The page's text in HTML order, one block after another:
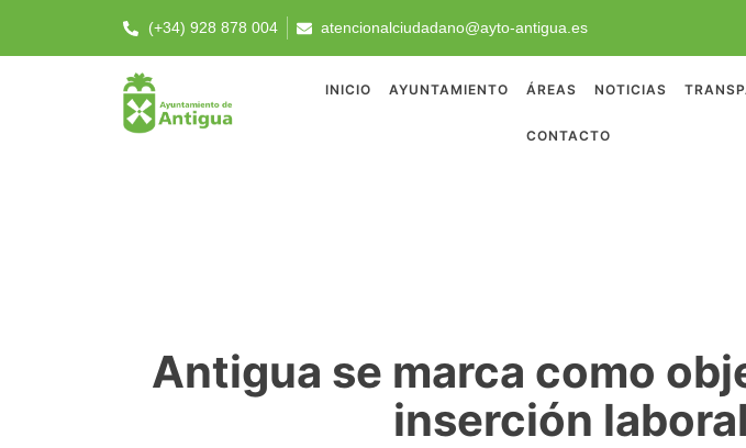
(+34) 928 878 004 atencionalciudadano@ayto-antigua.es
INICIO AYUNTAMIENTO ÁREAS NOTICIAS
CONTACTO
Antigua se marca como
inserción